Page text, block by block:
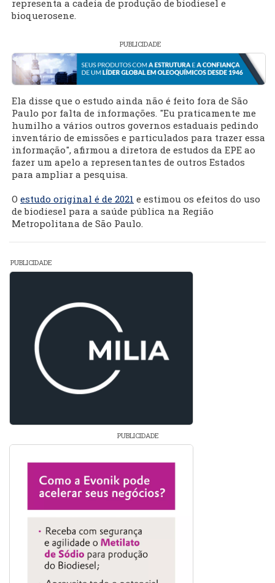
representa a cadeia de produção de biodiesel e
bioquerosene.
PUBLICIDADE
Ela disse que o estudo ainda não é feito fora de São
Paulo por falta de informações. "Eu praticamente me
humilho a vários outros governos estaduais pedindo
inventário de emissões e particulados para trazer essa
informação", afirmou a diretora de estudos da EPE ao
fazer um apelo a representantes de outros Estados
para ampliar a pesquisa.
O estudo original é de 2021 e estimou os efeitos do uso
de biodiesel para a saúde pública na Região
Metropolitana de São Paulo.
PUBLICIDADE
PUBLICIDADE